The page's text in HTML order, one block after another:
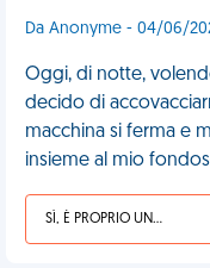
Da Anonyme - 04/06/
Oggi, di notte,
decido di
macchina si ferma e
insieme al mio
SÌ, È PROPRIO UNA VDM!